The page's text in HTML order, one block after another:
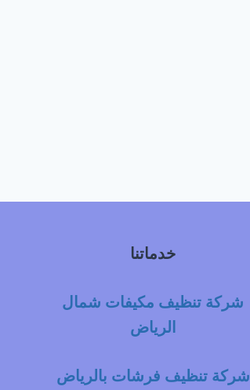
خدماتنا
شركة تنظيف مكيفات شمال
الرياض
شركة تنظيف فرشات بالرياض